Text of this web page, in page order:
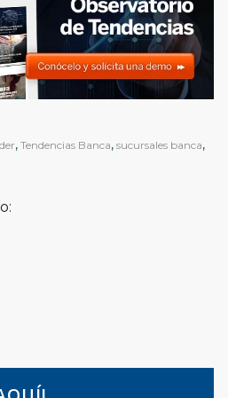
,Tendencias Banca,sucursales banca,